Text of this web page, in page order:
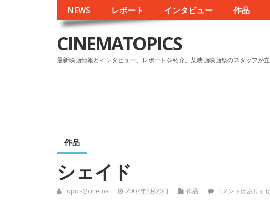
NEWS レポート インタビュー 作品
CINEMATOPICS
最新映画情報とインタビュー、レポートを紹介。某映画映画祭のスタッフが
作品
シェイド
topics@cinema 2007年4月20日 作品 コメントはありま